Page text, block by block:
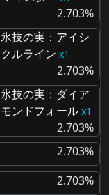
2.703%
氷技の実：アイシ
クルライン
1
2.703%
氷技の実：ダイア
モンドフォール
1
2.703%
2.703%
2.703%